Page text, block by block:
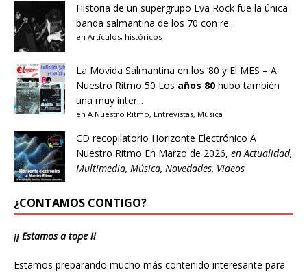
Historia de un supergrupo Eva Rock fue la única
banda salmantina de los 70 con re...
en Artículos, históricos
La Movida Salmantina en los ’80 y El MES – A
Nuestro Ritmo 50 Los años 80 hubo también
una muy inter...
en A Nuestro Ritmo, Entrevistas, Música
CD recopilatorio Horizonte Electrónico A
Nuestro Ritmo En Marzo de 2026, en Actualidad,
Multimedia, Música, Novedades, Videos
¿CONTAMOS CONTIGO?
¡¡ Estamos a tope !!
Estamos preparando mucho más contenido interesante para